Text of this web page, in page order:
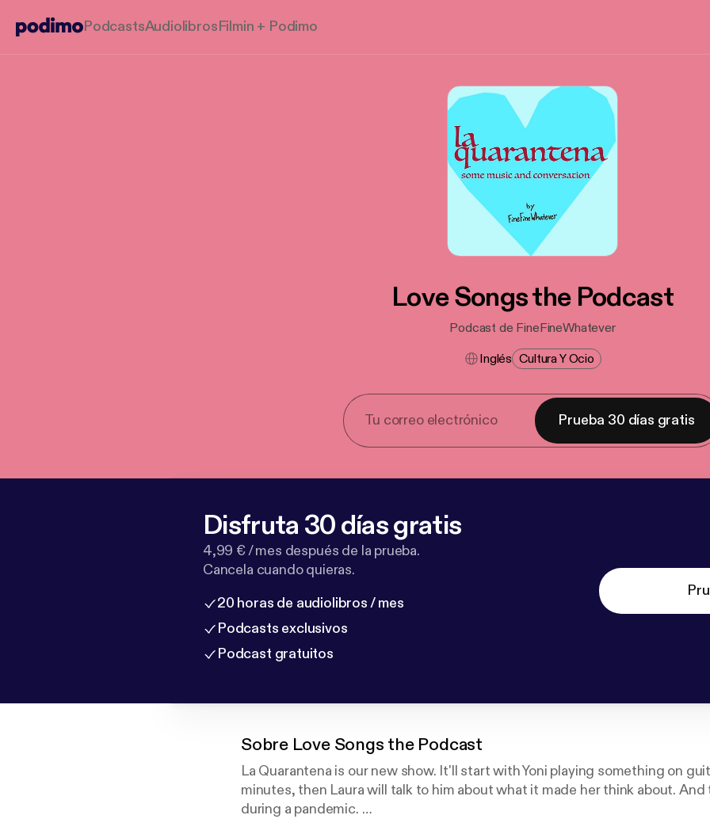
PodcastsAudiolibrosFilmin + Podimo
Love Songs the Podcast
Podcast de FineFineWhatever
Inglés Cultura Y Ocio
Prueba 30 días gratis
Disfruta 30 días gratis
4,99 € / mes después de la prueba.
Cancela cuando quieras.
20 horas de audiolibros / mes
Podcasts exclusivos
Podcast gratuitos
Sobre Love Songs the Podcast
La Quarantena is our new show. It'll start with Yoni playing something on
minutes, then Laura will talk to him about what it made her think about. And
during a pandemic.